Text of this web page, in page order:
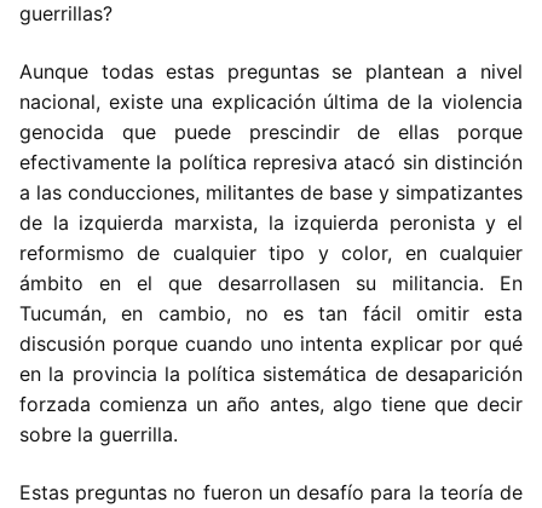
guerrillas?
Aunque todas estas preguntas se plantean a nivel
nacional, existe una explicación última de la violencia
genocida que puede prescindir de ellas porque
efectivamente la política represiva atacó sin distinción
a las conducciones, militantes de base y simpatizantes
de la izquierda marxista, la izquierda peronista y el
reformismo de cualquier tipo y color, en cualquier
ámbito en el que desarrollasen su militancia. En
Tucumán, en cambio, no es tan fácil omitir esta
discusión porque cuando uno intenta explicar por qué
en la provincia la política sistemática de desaparición
forzada comienza un año antes, algo tiene que decir
sobre la guerrilla.
Estas preguntas no fueron un desafío para la teoría de